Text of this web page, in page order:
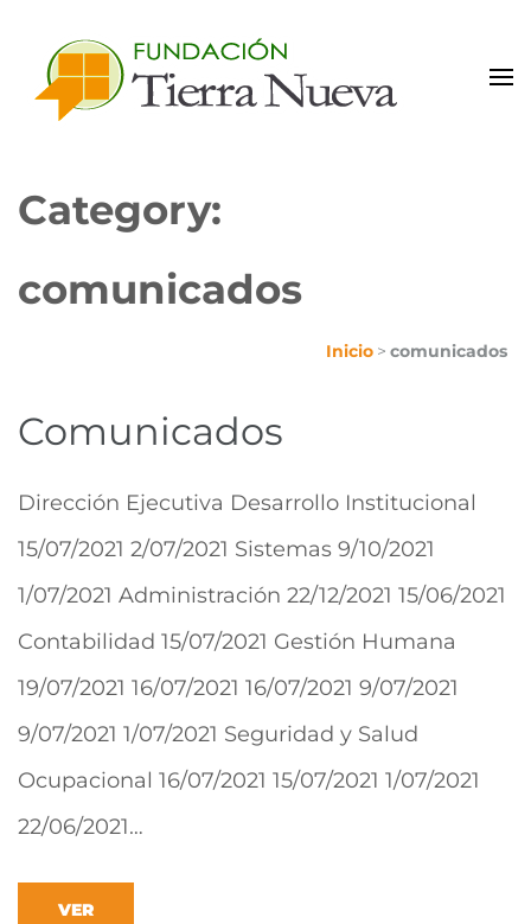
Category:
comunicados
Inicio > comunicados
Comunicados
Dirección Ejecutiva Desarrollo Institucional
15/07/2021 2/07/2021 Sistemas 9/10/2021
1/07/2021 Administración 22/12/2021 15/06/2021
Contabilidad 15/07/2021 Gestión Humana
19/07/2021 16/07/2021 16/07/2021 9/07/2021
9/07/2021 1/07/2021 Seguridad y Salud
Ocupacional 16/07/2021 15/07/2021 1/07/2021
22/06/2021…
VER